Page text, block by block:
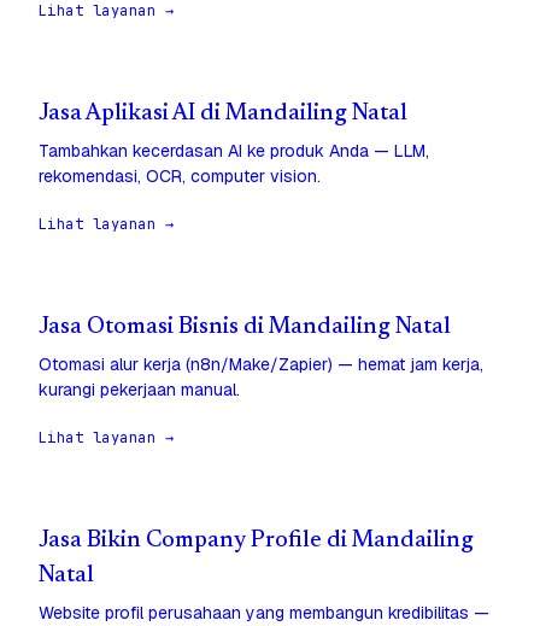
Lihat layanan →
Jasa Aplikasi AI di Mandailing Natal
Tambahkan kecerdasan AI ke produk Anda — LLM,
rekomendasi, OCR, computer vision.
Lihat layanan →
Jasa Otomasi Bisnis di Mandailing Natal
Otomasi alur kerja (n8n/Make/Zapier) — hemat jam kerja,
kurangi pekerjaan manual.
Lihat layanan →
Jasa Bikin Company Profile di Mandailing
Natal
Website profil perusahaan yang membangun kredibilitas —